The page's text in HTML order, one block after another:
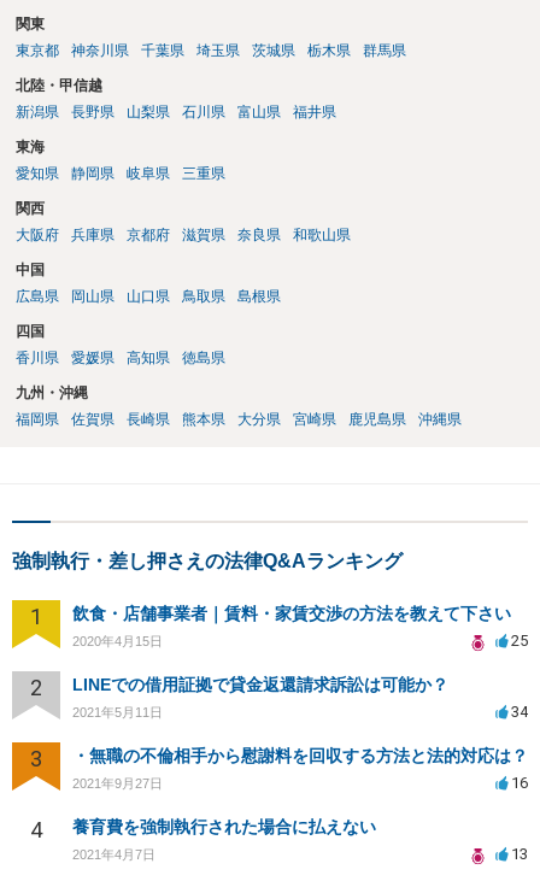
関東
東京都
神奈川県 千葉県 埼玉県 茨城県 栃木県 群馬県
北陸・甲信越
新潟県
長野県 山梨県 石川県 富山県 福井県
東海
愛知県
静岡県 岐阜県 三重県
関西
大阪府
兵庫県 京都府 滋賀県 奈良県 和歌山県
中国
広島県
岡山県 山口県 鳥取県 島根県
四国
香川県
愛媛県 高知県 徳島県
九州・沖縄
福岡県
佐賀県 長崎県 熊本県 大分県 宮崎県 鹿児島県 沖縄県
強制執行・差し押さえの法律Q&Aランキング
1 飲食・店舗事業者｜賃料・家賃交渉の方法を教えて下さい
2020年4月15日 25
2 LINEでの借用証拠で貸金返還請求訴訟は可能か？
2021年5月11日 34
3 ・無職の不倫相手から慰謝料を回収する方法と法的対応は？
2021年9月27日 16
4 養育費を強制執行された場合に払えない
2021年4月7日 13